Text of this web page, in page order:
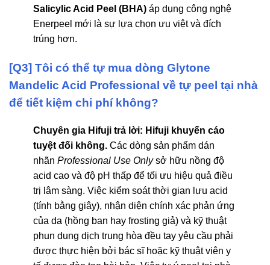
Salicylic Acid Peel (BHA) áp dụng công nghệ
Enerpeel mới là sự lựa chọn ưu việt và đích
trúng hơn.
[Q3] Tôi có thể tự mua dòng Glytone
Mandelic Acid Professional về tự peel tại nhà
để tiết kiệm chi phí không?
Chuyên gia Hifuji trả lời: Hifuji khuyến cáo
tuyệt đối không. Các dòng sản phẩm dán
nhãn Professional Use Onlysở hữu nồng độ
acid cao và độ pH thấp để tối ưu hiệu quả điều
trị lâm sàng. Việc kiểm soát thời gian lưu acid
(tính bằng giây), nhận diện chính xác phản ứng
của da (hồng ban hay frosting giả) và kỹ thuật
phun dung dịch trung hòa đều tay yêu cầu phải
được thực hiện bởi bác sĩ hoặc kỹ thuật viên y